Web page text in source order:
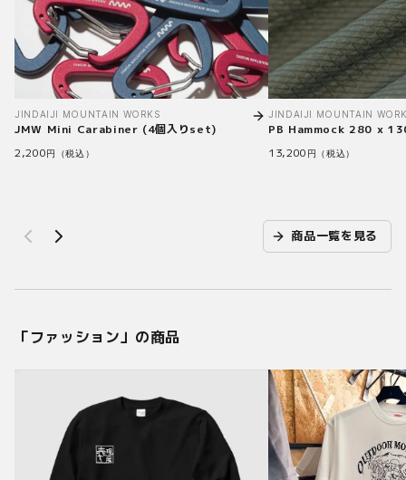
JINDAIJI MOUNTAIN WORKS
JMW Mini Carabiner (4個入りset)
2,200円（税込）
JINDAIJI MOUNTAIN
PB Hammock 280 x
13,200 円（税込）
商品一覧を見る
「ファッション」の商品